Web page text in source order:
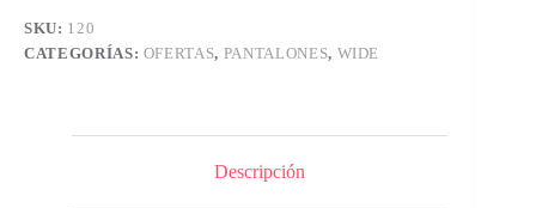
SKU: 120
CATEGORÍAS: OFERTAS, PANTALONES, WIDE
Descripción